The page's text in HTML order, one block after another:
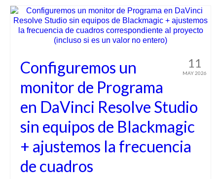
Glosariocastellano.com
EditorialTecnoTur.com
Contacto (vía TecnoTur) 11
MAY 2026
Configuremos un
monitor de Programa
en DaVinci Resolve Studio
sin equipos de Blackmagic
+ ajustemos la frecuencia
de cuadros